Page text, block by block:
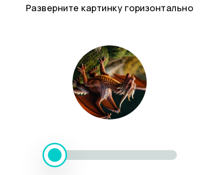
Разверните картинку горизонтально